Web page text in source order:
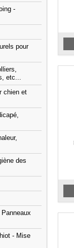
-
pour
etc...
chien et
des
- Mise